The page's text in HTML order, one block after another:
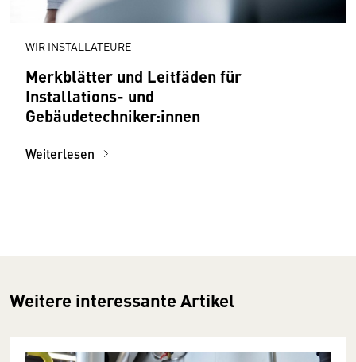
WIR INSTALLATEURE
Merkblätter und Leitfäden für
Installations- und
Gebäudetechniker:innen
Weiterlesen
Weitere interessante Artikel